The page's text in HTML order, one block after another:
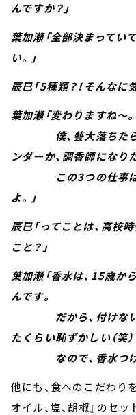
んですか？」
葉加瀬「全部決まってい
い。」
辰巳「5種類？！そんなに
葉加瀬「変わりますね～
僕、藝大落ちたら、
ンダーか、調香師になり
この3つの仕事は、
よ。」
辰巳「ってことは、高校
こと？」
葉加瀬「香水は、15歳か
んです。
だから、付けないで
たくらい恥ずかしい（笑）
なので、香水つけ忘
他にも、食へのこだわり
オイル、塩、胡椒』のセッ